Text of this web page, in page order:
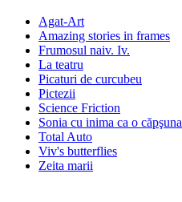
Agat-Art
Amazing stories in frames
Frumosul naiv. Iv.
La teatru
Picaturi de curcubeu
Pictezii
Science Friction
Sonia cu inima ca o căpşuna
Total Auto
Viv's butterflies
Zeita marii